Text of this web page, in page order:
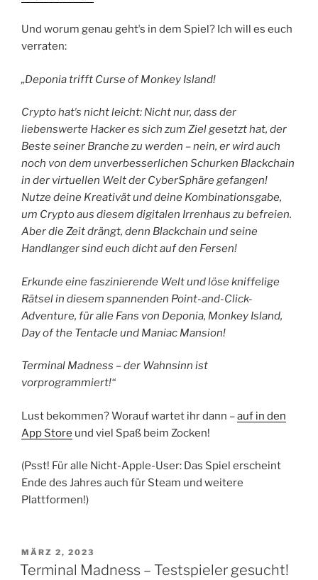
Und worum genau gehtʼs in dem Spiel? Ich will es euch
verraten:
„Deponia trifft Curse of Monkey Island!
Crypto hatʼs nicht leicht: Nicht nur, dass der
liebenswerte Hacker es sich zum Ziel gesetzt hat, der
Beste seiner Branche zu werden – nein, er wird auch
noch von dem unverbesserlichen Schurken Blackchain
in der virtuellen Welt der CyberSphäre gefangen!
Nutze deine Kreativät und deine Kombinationsgabe,
um Crypto aus diesem digitalen Irrenhaus zu befreien.
Aber die Zeit drängt, denn Blackchain und seine
Handlanger sind euch dicht auf den Fersen!
Erkunde eine faszinierende Welt und löse kniffelige
Rätsel in diesem spannenden Point-and-Click-
Adventure, für alle Fans von Deponia, Monkey Island,
Day of the Tentacle und Maniac Mansion!
Terminal Madness – der Wahnsinn ist
vorprogrammiert!“
Lust bekommen? Worauf wartet ihr dann –auf in den
App Store und viel Spaß beim Zocken!
(Psst! Für alle Nicht-Apple-User: Das Spiel erscheint
Ende des Jahres auch für Steam und weitere
Plattformen!)
VERÖFFENTLICHT
AM
MÄRZ 2, 2023
Terminal Madness – Testspieler gesucht!